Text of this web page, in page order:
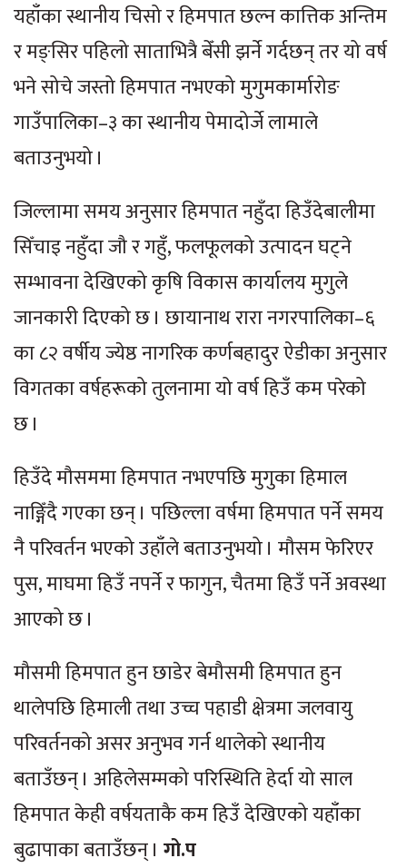
यहाँका स्थानीय चिसो र हिमपात छल्न कात्तिक अन्तिम
र मङ्सिर पहिलो साताभित्रै बेँसी झर्ने गर्दछन् तर यो वर्ष
भने सोचे जस्तो हिमपात नभएको मुगुमकार्मारोङ
गाउँपालिका–३ का स्थानीय पेमादोर्जे लामाले
बताउनुभयो ।
जिल्लामा समय अनुसार हिमपात नहुँदा हिउँदेबालीमा
सिँचाइ नहुँदा जौ र गहुँ, फलफूलको उत्पादन घट्ने
सम्भावना देखिएको कृषि विकास कार्यालय मुगुले
जानकारी दिएको छ । छायानाथ रारा नगरपालिका–६
का ८२ वर्षीय ज्येष्ठ नागरिक कर्णबहादुर ऐडीका अनुसार
विगतका वर्षहरूको तुलनामा यो वर्ष हिउँ कम परेको
छ ।
हिउँदे मौसममा हिमपात नभएपछि मुगुका हिमाल
नाङ्गिँदै गएका छन् । पछिल्ला वर्षमा हिमपात पर्ने समय
नै परिवर्तन भएको उहाँले बताउनुभयो । मौसम फेरिएर
पुस, माघमा हिउँ नपर्ने र फागुन, चैतमा हिउँ पर्ने अवस्था
आएको छ ।
मौसमी हिमपात हुन छाडेर बेमौसमी हिमपात हुन
थालेपछि हिमाली तथा उच्च पहाडी क्षेत्रमा जलवायु
परिवर्तनको असर अनुभव गर्न थालेको स्थानीय
बताउँछन् । अहिलेसम्मको परिस्थिति हेर्दा यो साल
हिमपात केही वर्षयताकै कम हिउँ देखिएको यहाँका
बुढापाका बताउँछन् । गो.प